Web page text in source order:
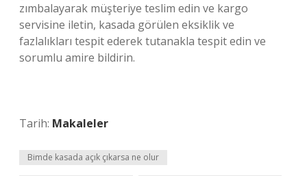
zımbalayarak müşteriye teslim edin ve kargo
servisine iletin, kasada görülen eksiklik ve
fazlalıkları tespit ederek tutanakla tespit edin ve
sorumlu amire bildirin.
Tarih: Makaleler
Bimde kasada açık çıkarsa ne olur